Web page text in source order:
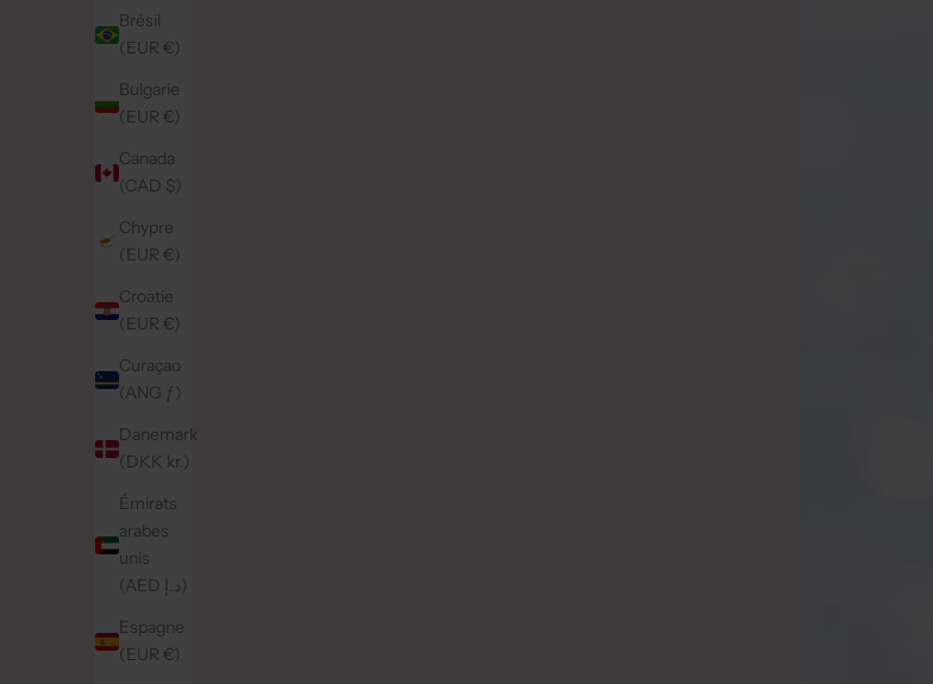
Brésil
(EUR €)
Bulgarie
(EUR €)
Canada
(CAD $)
Chypre
(EUR €)
Croatie
(EUR €)
Curaçao
(ANG ƒ)
Danemark
(DKK kr.)
Émirats
arabes
unis
(AED د.إ)
Espagne
(EUR €)